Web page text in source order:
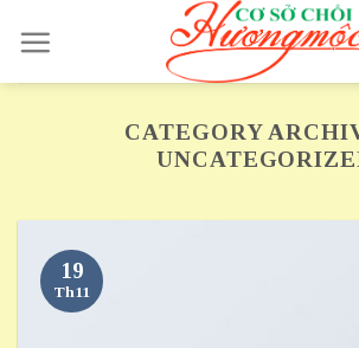
content
CATEGORY
19
Th11